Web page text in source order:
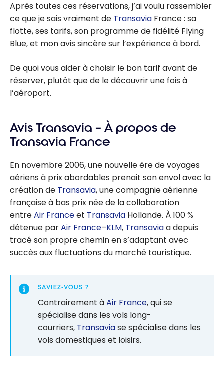
Après toutes ces réservations, j’ai voulu rassembler
ce que je sais vraiment de Transavia France : sa
flotte, ses tarifs, son programme de fidélité Flying
Blue, et mon avis sincère sur l’expérience à bord.
De quoi vous aider à choisir le bon tarif avant de
réserver, plutôt que de le découvrir une fois à
l’aéroport.
Avis Transavia – À propos de
Transavia France
En novembre 2006, une nouvelle ère de voyages
aériens à prix abordables prenait son envol avec la
création de Transavia, une compagnie aérienne
française à bas prix née de la collaboration
entreAir Franceet Transavia Hollande. À 100 %
détenue parAir France–KLM, Transaviaa depuis
tracé son propre chemin en s’adaptant avec
succès aux fluctuations du marché touristique.
SAVIEZ-VOUS ?
Contrairement àAir France, qui se
spécialise dans les vols long-
courriers, Transaviase spécialise dans les
vols domestiques et loisirs.